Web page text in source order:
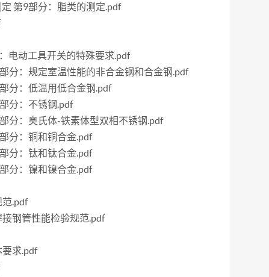
第9部分：脂类的测定.pdf
电动工具开关的特殊要求.pdf
分：规定室温性能的非合金钢和合金钢.pdf
分：低温用低合金钢.pdf
分：不锈钢.pdf
分：奥氏体-铁素体型双相不锈钢.pdf
分：铜和铜合金.pdf
分：钛和钛合金.pdf
分：镍和镍合金.pdf
范.pdf
钢管性能检验规范.pdf
求.pdf